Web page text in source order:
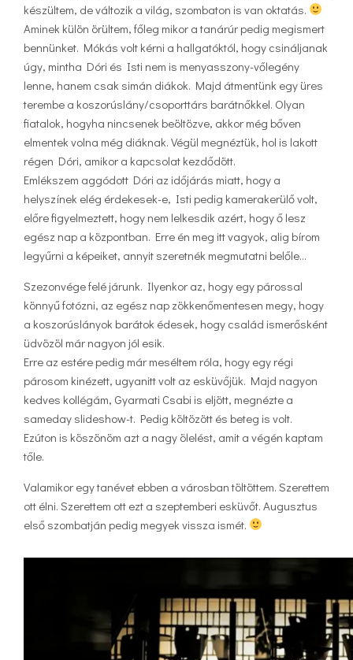
készültem, de változik a világ, szombaton is van oktatás.
Aminek külön örültem, főleg mikor a tanárúr pedig megismert
bennünket. Mókás volt kérni a hallgatóktól, hogy csináljanak
úgy, mintha Dóri és Isti nem is menyasszony-vőlegény
lenne, hanem csak simán diákok. Majd átmentünk egy üres
terembe a koszorúslány/csoporttárs barátnőkkel. Olyan
fiatalok, hogyha nincsenek beöltözve, akkor még bőven
elmentek volna még diáknak. Végül megnéztük, hol is lakott
régen Dóri, amikor a kapcsolat kezdődött.
Emlékszem aggódott Dóri az időjárás miatt, hogy a
helyszínek elég érdekesek-e, Isti pedig kamerakerülő volt,
előre figyelmeztett, hogy nem lelkesdik azért, hogy ő lesz
egész nap a központban. Erre én meg itt vagyok, alig bírom
legyűrni a képeiket, annyit szeretnék megmutatni belőle…
Szezonvége felé járunk. Ilyenkor az, hogy egy párossal
könnyű fotózni, az egész nap zökkenőmentesen megy, hogy
a koszorúslányok barátok édesek, hogy család ismerősként
üdvözöl már nagyon jól esik.
Erre az estére pedig már meséltem róla, hogy egy régi
párosom kinézett, ugyanitt volt az esküvőjük. Majd nagyon
kedves kollégám, Gyarmati Csabi is eljött, megnézte a
sameday slideshow-t. Pedig költözött és beteg is volt.
Ezúton is köszönöm azt a nagy ölelést, amit a végén kaptam
tőle.
Valamikor egy tanévet ebben a városban töltöttem. Szerettem
ott élni. Szerettem ott ezt a szeptemberi esküvőt. Augusztus
első szombatján pedig megyek vissza ismét.